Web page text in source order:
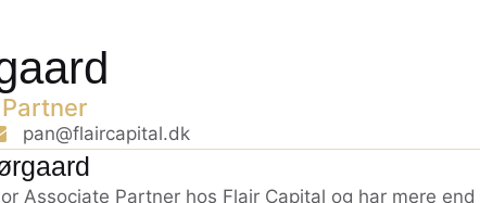
pan@flaircapital.dk
Associate Partner hos Flair Capital og har mere end